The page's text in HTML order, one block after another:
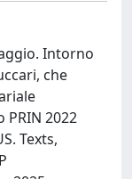
Intorno
che
2022
Texts,